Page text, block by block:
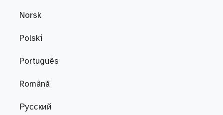
Norsk
Polski
Português
Română
Русский